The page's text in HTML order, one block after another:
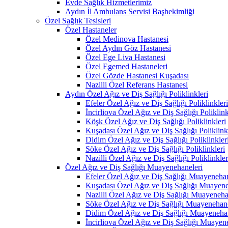
Evde Sağlık Hizmetlerimiz
Aydın İl Ambulans Servisi Başhekimliği
Özel Sağlık Tesisleri
Özel Hastaneler
Özel Medinova Hastanesi
Özel Aydın Göz Hastanesi
Özel Ege Liva Hastanesi
Özel Egemed Hastaneleri
Özel Gözde Hastanesi Kuşadası
Nazilli Özel Referans Hastanesi
Aydın Özel Ağız ve Diş Sağlığı Poliklinkleri
Efeler Özel Ağız ve Diş Sağlığı Poliklinkleri
İncirliova Özel Ağız ve Diş Sağlığı
Köşk Özel Ağız ve Diş Sağlığı Poliklinkleri
Kuşadası Özel Ağız ve Diş Sağlığı
Didim Özel Ağız ve Diş Sağlığı Poliklinkleri
Söke Özel Ağız ve Diş Sağlığı Poliklinkleri
Nazilli Özel Ağız ve Diş Sağlığı
Özel Ağız ve Diş Sağlığı Muayenehaneleri
Efeler Özel Ağız ve Diş Sağlığı
Kuşadası Özel Ağız ve Diş Sağlığı
Nazilli Özel Ağız ve Diş Sağlığı
Söke Özel Ağız ve Diş Sağlığı
Didim Özel Ağız ve Diş Sağlığı
İncirliova Özel Ağız ve Diş Sağlığı